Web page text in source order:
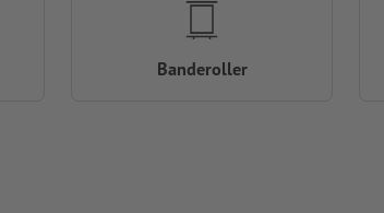
Banderoller